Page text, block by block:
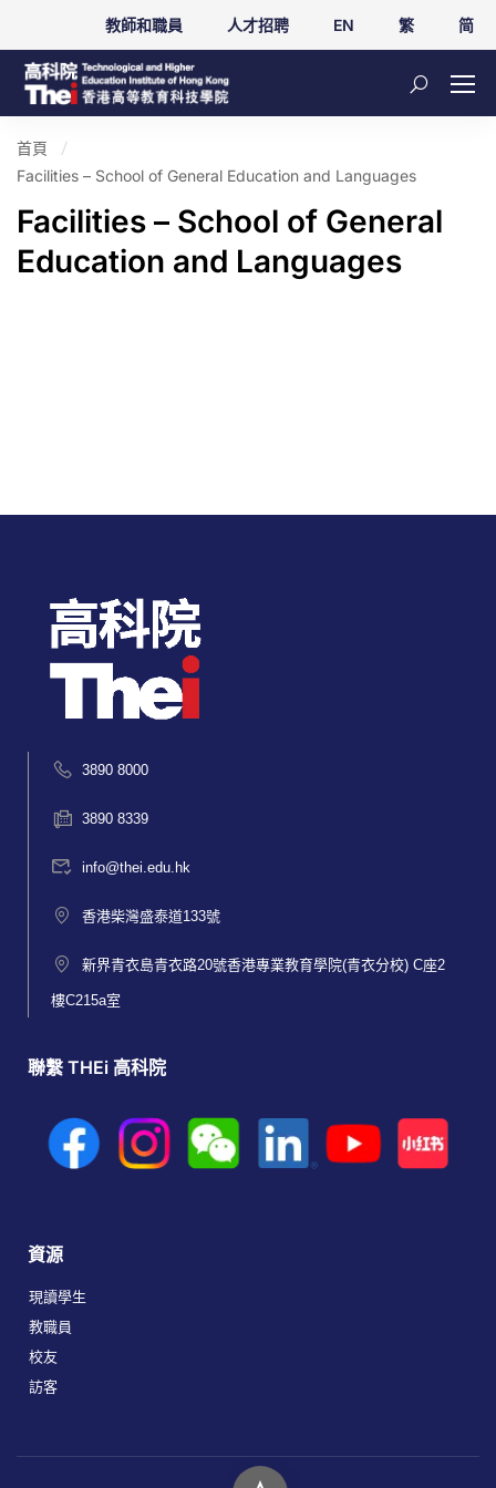
教師和職員 人才招聘 EN 繁 简
首頁
Facilities – School of General Education and Languages
Facilities – School of General
Education and Languages
3890 8000
3890 8339
info@thei.edu.hk
香港柴灣盛泰道133號
新界青衣島青衣路20號香港專業教育學院(青衣分校) C座2
樓C215a室
聯繫 THEi 高科院
資源
現讀學生
教職員
校友
訪客